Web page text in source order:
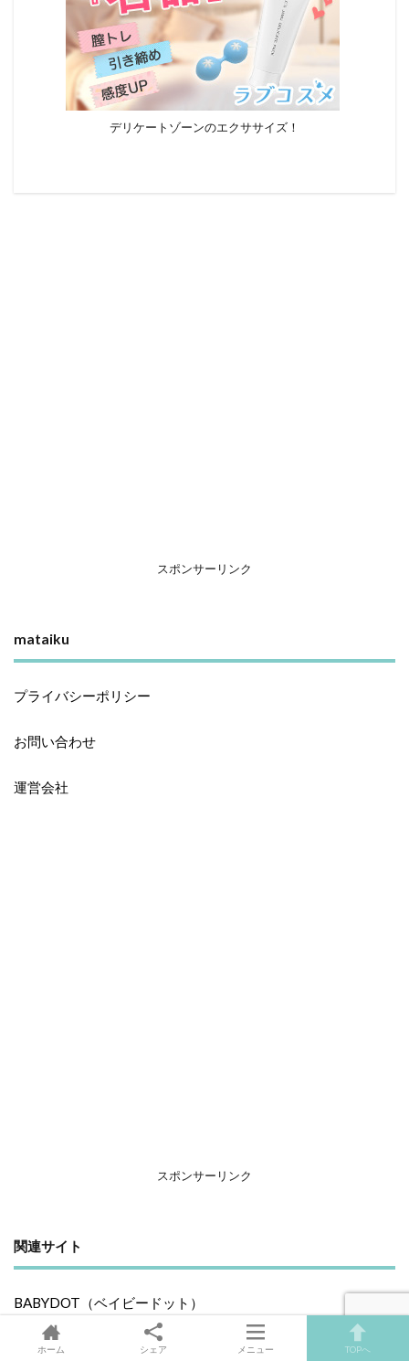
デリケートゾーンのエクササイズ！
スポンサーリンク
mataiku
プライバシーポリシー
お問い合わせ
運営会社
スポンサーリンク
関連サイト
BABYDOT（ベイビードット）
ホーム シェア メニュー TOPへ